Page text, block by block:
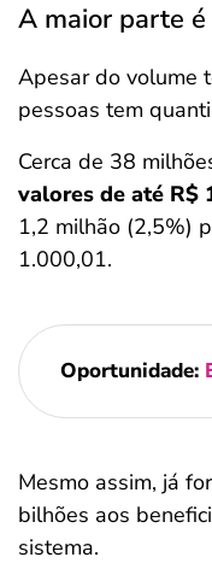
A maior parte
Apesar do volume
pessoas tem
Cerca de 38
valores de até R$
1,2 milhão (2,5%)
1.000,01.
Oportunidade:
Mesmo assim, já
bilhões aos
sistema.